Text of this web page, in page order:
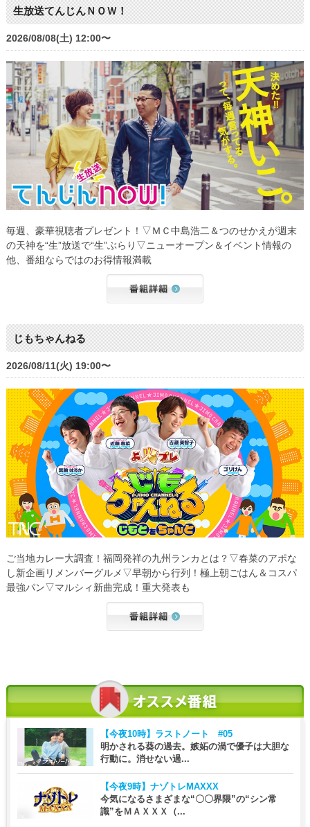
生放送てんじんＮＯＷ！
2026/08/08(土) 12:00〜
毎週、豪華視聴者プレゼント！▽ＭＣ中島浩二＆つのせかえが週末
の天神を“生”放送で“生”ぶらり▽ニューオープン＆イベント情報の
他、番組ならではのお得情報満載
じもちゃんねる
2026/08/11(火) 19:00〜
ご当地カレー大調査！福岡発祥の九州ランカとは？▽春菜のアポな
し新企画リメンバーグルメ▽早朝から行列！極上朝ごはん＆コスパ
最強パン▽マルシィ新曲完成！重大発表も
【今夜10時】 ラストノート #05
明かされる葵の過去。嫉妬の渦で優子は大胆な
行動に。消せない過...
【今夜9時】 ナゾトレMAXXX
今気になるさまざまな“〇〇界隈”の“シン常
識”をＭＡＸＸＸ（...